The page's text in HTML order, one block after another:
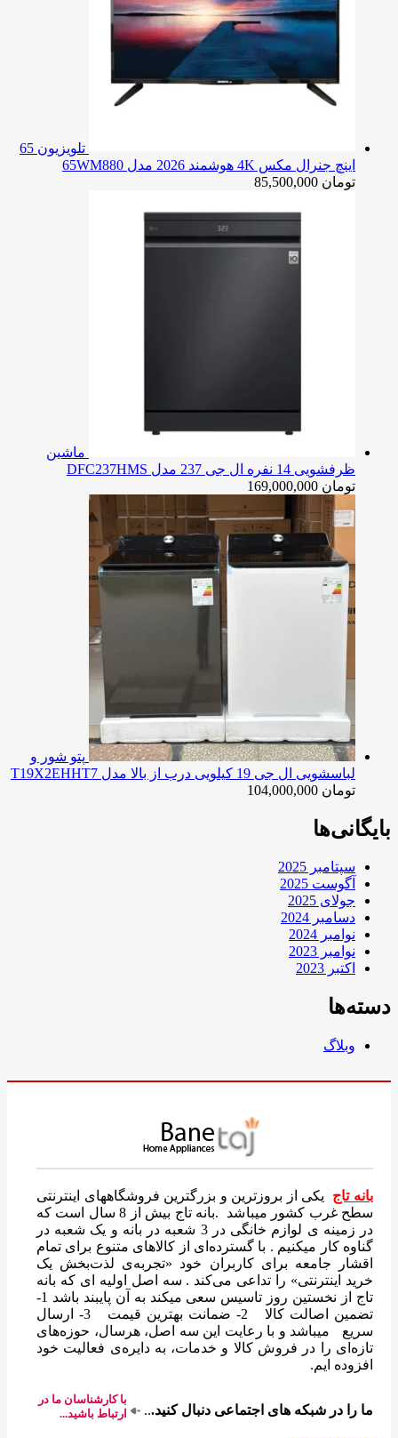
تلویزیون 65
اینچ جنرال مکس 4K هوشمند 2026 مدل 65WM880
تومان
ماشین
ظرفشویی 14 نفره ال جی 237 مدل DFC237HMS
تومان
پتو شور و
لباسشویی ال جی 19 کیلویی درب از بالا مدل T19X2EHHT7
تومان
بایگانی‌ها
سپتامبر 2025
آگوست 2025
جولای 2025
دسامبر 2024
نوامبر 2024
نوامبر 2023
اکتبر 2023
دسته‌ها
وبلاگ
بانه تاج یکی از بروزترین و بزرگترین فروشگاههای اینترنتی
سطح غرب کشور میباشد .بانه تاج بیش از 8 سال است که
در زمینه ی لوازم خانگی در 3 شعبه در بانه و یک شعبه در
گناوه کار میکنیم . با گسترده‌ای از کالاهای متنوع برای تمام
اقشار جامعه برای کاربران خود «تجربه‌ی لذت‌بخش یک
خرید اینترنتی» را تداعی می‌کند . سه اصل اولیه ای که بانه
تاج از نخستین روز تاسیس سعی میکند به آن پایبند باشد 1-
تضمین اصالت کالا 2- ضمانت بهترین قیمت 3- ارسال
سریع میباشد و با رعایت این سه اصل، هرسال، حوزه‌های
تازه‌ای را در فروش کالا و خدمات، به دایره‌ی فعالیت خود
افزوده ایم.
ما را در شبکه های اجتماعی دنبال کنید...
با کارشناسان ما در
ارتباط باشید...